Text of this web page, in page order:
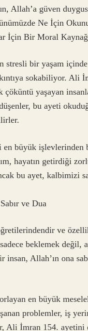
Allah’a güven
Ne İçin
İçin Bir Moral
stresli bir yaşam
sokabiliyor.
çöküntü yaşayan
bu ayeti
büyük işlevlerinden
hayatın getirdiği
bu ayet, kalbimizi
ve Dua
ve
beklemek değil,
Allah’ın ona
en büyük
problemler, iş
Ali İmran 154.